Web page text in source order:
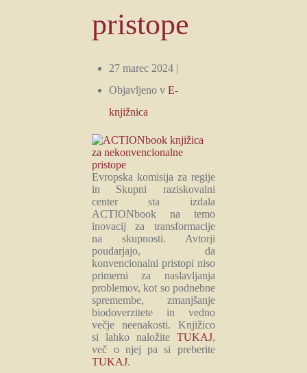
pristope
27 marec 2024 |
Objavljeno v E-
knjižnica
Evropska komisija za regije
in Skupni raziskovalni
center sta izdala
ACTIONbook na temo
inovacij za transformacije
na skupnosti. Avtorji
poudarjajo, da
konvencionalni pristopi niso
primerni za naslavljanja
problemov, kot so podnebne
spremembe, zmanjšanje
biodoverzitete in vedno
večje neenakosti. Knjižico
si lahko naložite TUKAJ,
več o njej pa si preberite
TUKAJ.